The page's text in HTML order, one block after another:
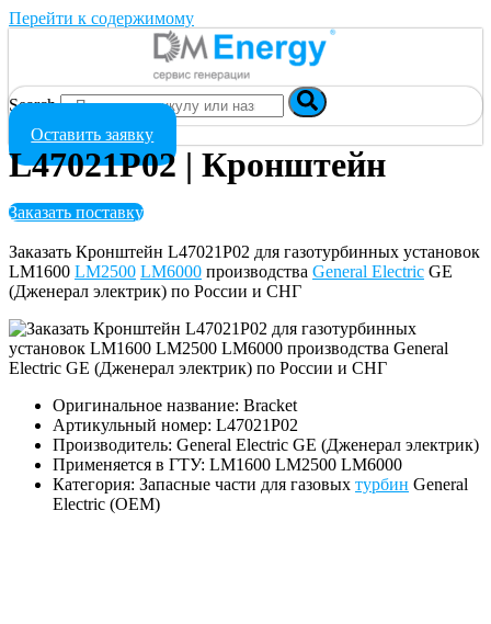
Перейти к содержимому
Search
Оставить заявку
L47021P02 | Кронштейн
Заказать поставку
Заказать Кронштейн L47021P02 для газотурбинных установок
LM1600 LM2500 LM6000 производства General Electric GE
(Дженерал электрик) по России и СНГ
Оригинальное название: Bracket
Артикульный номер: L47021P02
Производитель: General Electric GE (Дженерал электрик)
Применяется в ГТУ: LM1600 LM2500 LM6000
Категория: Запасные части для газовых турбин General
Electric (OEM)